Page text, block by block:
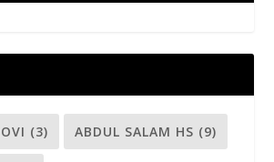
(3) ABDUL SALAM HS (9)